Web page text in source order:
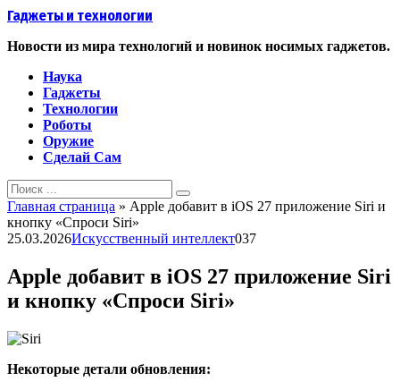
Перейти
контенту
Гаджеты и технологии
Новости из мира технологий и новинок носимых гаджетов.
Наука
Гаджеты
Технологии
Роботы
Оружие
Сделай Сам
Search
for:
Главная страница » Apple добавит в iOS 27 приложение Siri и
кнопку «Спроси Siri»
25.03.2026Искусственный интеллект037
Apple добавит в iOS 27 приложение Siri
и кнопку «Спроси Siri»
Некоторые детали обновления: